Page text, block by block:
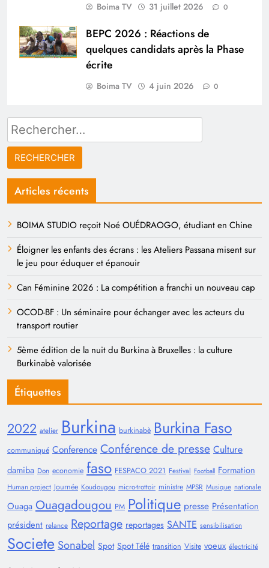
Boima TV 31 juillet 2026 0
BEPC 2026 : Réactions de
quelques candidats après la Phase
écrite
Boima TV 4 juin 2026 0
Rechercher :
Articles récents
BOIMA STUDIO reçoit Noé OUÉDRAOGO, étudiant en Chine
Éloigner les enfants des écrans : les Ateliers Passana misent sur
le jeu pour éduquer et épanouir
Can Féminine 2026 : La compétition a franchi un nouveau cap
OCOD-BF : Un séminaire pour échanger avec les acteurs du
transport routier
5ème édition de la nuit du Burkina à Bruxelles : la culture
Burkinabè valorisée
Étiquettes
2022 atelier Burkina burkinabè Burkina Faso
communiqué Conference Conférence de presse Culture
damiba Don economie faso FESPACO 2021 Festival Football Formation
Human project Journée Koudougou micro-trottoir ministre MPSR Musique nationale
Ouaga Ouagadougou PM Politique presse Présentation
président relance Reportage reportages SANTE sensibilisation
Societe Sonabel Spot Spot Télé transition Visite voeux électricité